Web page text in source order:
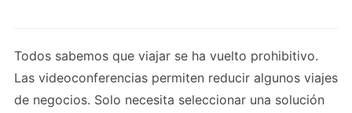
Todos sabemos que viajar se ha vuelto prohibitivo.
Las videoconferencias permiten reducir algunos viajes
de negocios. Solo necesita seleccionar una solución